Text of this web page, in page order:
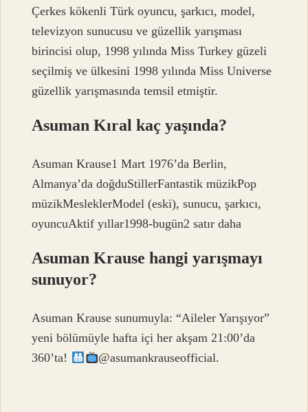
Çerkes kökenli Türk oyuncu, şarkıcı, model,
televizyon sunucusu ve güzellik yarışması
birincisi olup, 1998 yılında Miss Turkey güzeli
seçilmiş ve ülkesini 1998 yılında Miss Universe
güzellik yarışmasında temsil etmiştir.
Asuman Kıral kaç yaşında?
Asuman Krause1 Mart 1976’da Berlin,
Almanya’da doğduStillerFantastik müzikPop
müzikMesleklerModel (eski), sunucu, şarkıcı,
oyuncuAktif yıllar1998-bugün2 satır daha
Asuman Krause hangi yarışmayı
sunuyor?
Asuman Krause sunumuyla: “Aileler Yarışıyor”
yeni bölümüyle hafta içi her akşam 21:00’da
360’ta!
@asumankrauseofficial.